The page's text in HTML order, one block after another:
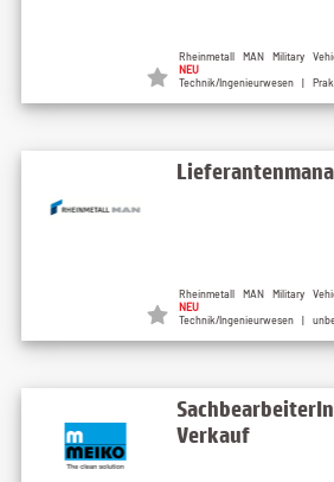
Rheinmetall MAN Military
NEU
Technik/Ingenieurwesen |
Rheinmetall MAN Military
NEU
Technik/Ingenieurwesen |
Verkauf